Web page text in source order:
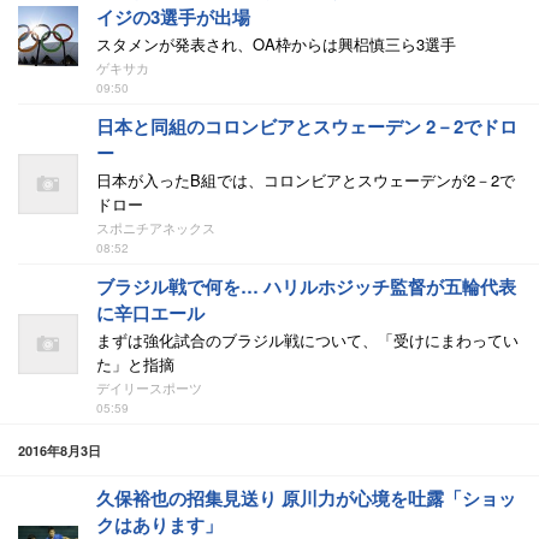
イジの3選手が出場
スタメンが発表され、OA枠からは興梠慎三ら3選手
ゲキサカ
09:50
日本と同組のコロンビアとスウェーデン 2－2でドロ
ー
日本が入ったB組では、コロンビアとスウェーデンが2－2で
ドロー
スポニチアネックス
08:52
ブラジル戦で何を… ハリルホジッチ監督が五輪代表
に辛口エール
まずは強化試合のブラジル戦について、「受けにまわってい
た」と指摘
デイリースポーツ
05:59
2016年8月3日
久保裕也の招集見送り 原川力が心境を吐露「ショッ
クはあります」